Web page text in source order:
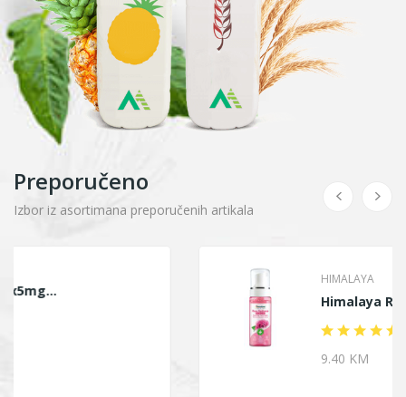
Preporučeno
Izbor iz asortimana preporučenih artikala
Himalaya Ruža Pjena...